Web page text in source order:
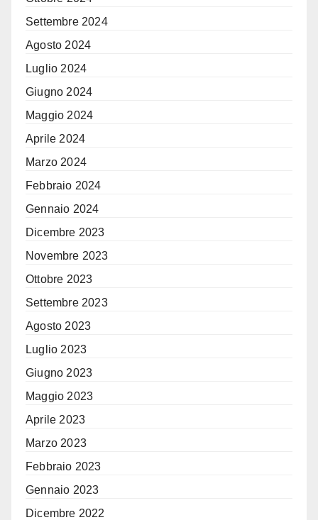
Settembre 2024
Agosto 2024
Luglio 2024
Giugno 2024
Maggio 2024
Aprile 2024
Marzo 2024
Febbraio 2024
Gennaio 2024
Dicembre 2023
Novembre 2023
Ottobre 2023
Settembre 2023
Agosto 2023
Luglio 2023
Giugno 2023
Maggio 2023
Aprile 2023
Marzo 2023
Febbraio 2023
Gennaio 2023
Dicembre 2022